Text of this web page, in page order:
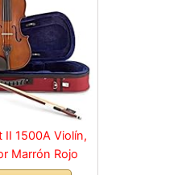
II 1500A Violín,
Marrón Rojo